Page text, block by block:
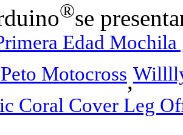
®se
Edad
Motocross,
Coral Cover Leg